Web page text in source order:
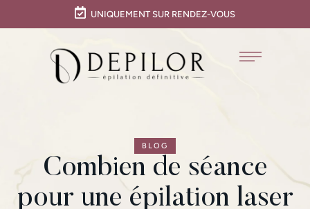
UNIQUEMENT SUR RENDEZ-VOUS
BLOG
Combien de séance
pour une épilation laser